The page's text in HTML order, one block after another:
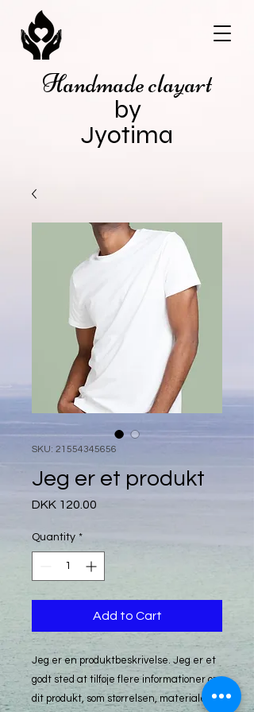
Handmade clayart
by
Jyotima
SKU: 21554345656
Jeg er et produkt
DKK 120.00
Quantity *
Add to Cart
Jeg er en produktbeskrivelse. Jeg er et
godt sted at tilføje flere informationer om
dit produkt, som størrelsen, materialet,